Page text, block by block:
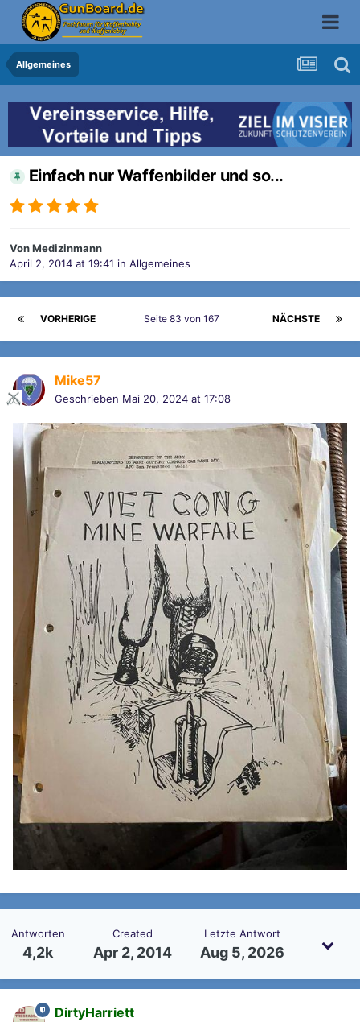
Allgemeines
Einfach nur Waffenbilder und so...
VonMedizinmann
April 2, 2014 at 19:41 in Allgemeines
VORHERIGE NÄCHSTE
Seite 83 von 167
Mike57
Geschrieben Mai 20, 2024 at 17:08
Antworten
4,2k
Created
Apr 2, 2014
Letzte Antwort
Aug 5, 2026
DirtyHarriett